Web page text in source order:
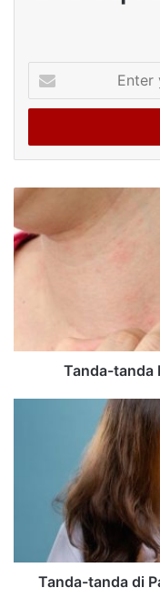
your
Email
Tanda-tanda
Tanda-tanda di